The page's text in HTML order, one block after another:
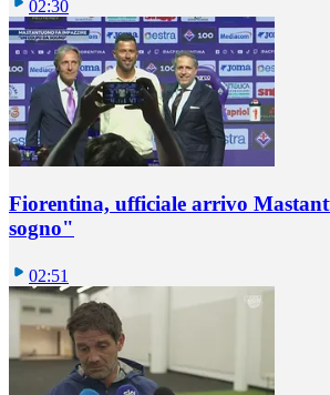
02:30
Fiorentina, ufficiale arrivo
sogno"
02:51